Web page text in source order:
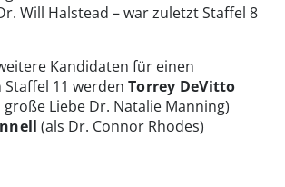
Will Halstead – war zuletzt Staffel 8
Kandidaten für einen
11 werden Torrey DeVitto
große Liebe Dr. Natalie Manning)
(als Dr. Connor Rhodes)